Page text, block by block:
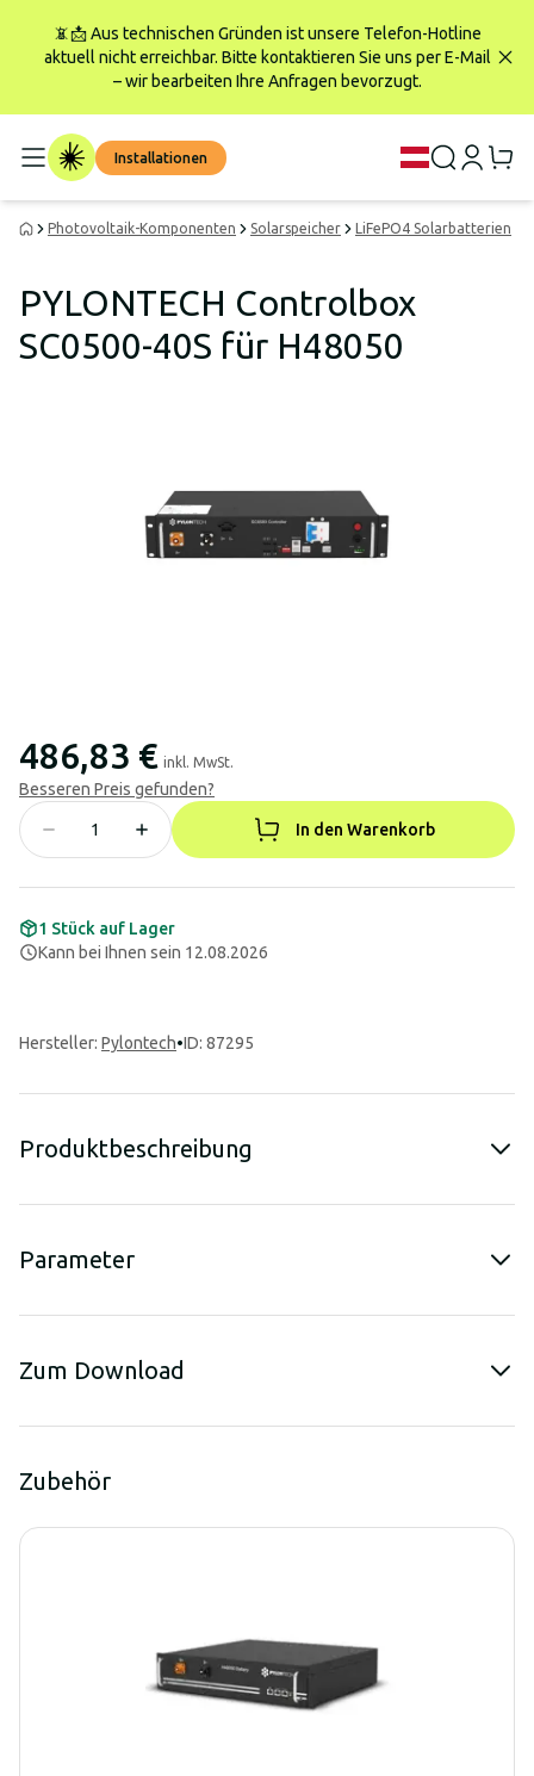
📵📩 Aus technischen Gründen ist unsere Telefon-Hotline
aktuell nicht erreichbar. Bitte kontaktieren Sie uns per E-Mail
– wir bearbeiten Ihre Anfragen bevorzugt.
Installationen
Photovoltaik-Komponenten Solarspeicher LiFePO4 Solarbatterien
PYLONTECH Controlbox
SC0500-40S für H48050
486,83 € inkl. MwSt.
Besseren Preis gefunden?
In den Warenkorb
1 Stück auf Lager
Kann bei Ihnen sein 12.08.2026
Hersteller: Pylontech•ID: 87295
Produktbeschreibung
Parameter
Zum Download
Zubehör